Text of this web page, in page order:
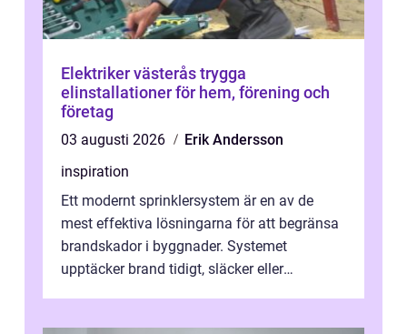
Elektriker västerås trygga
elinstallationer för hem, förening och
företag
03 augusti 2026
Erik Andersson
inspiration
Ett modernt sprinklersystem är en av de
mest effektiva lösningarna för att begränsa
brandskador i byggnader. Systemet
upptäcker brand tidigt, släcker eller